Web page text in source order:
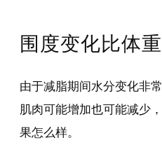
围度变化比体
由于减脂期间水分变化非
肌肉可能增加也可能减少
果怎么样。